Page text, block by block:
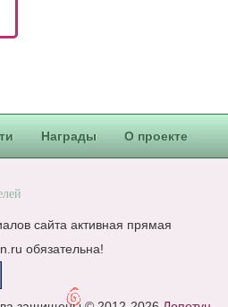
Награды О проекте
сайта активная прямая
обязательна!